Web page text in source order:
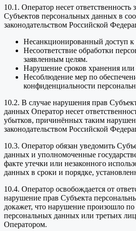
10.1. Оператор несет ответственность
Субъектов персональных данных в
законодательством Российской
Несанкционированный доступ
Несоответствие обработки
заявленным целям.
Нарушение сроков хранения
Несоблюдение мер по
конфиденциальности
10.2. В случае нарушения прав
данных Оператор несет
убытков, причинённых таким
законодательством Российской
10.3. Оператор обязан уведомить
данных и уполномоченные
факте утечки или незаконного
данных в сроки и порядке,
10.4. Оператор освобождается от
нарушение прав Субъекта
докажет, что нарушение произошло
персональных данных или третьих
Оператором.